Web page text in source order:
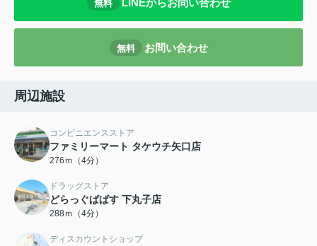
無料 LINEからお問い合わせ
無料 お問い合わせ
周辺施設
コンビニエンスストア
ファミリーマート タケウチ矢口店
276ｍ（4分）
ドラッグストア
どらっぐぱぱす 下丸子店
288ｍ（4分）
ディスカウントショップ